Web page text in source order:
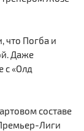
что Погба и
Даже
с «Олд
составе
Лиги